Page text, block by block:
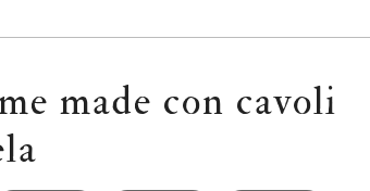
made con cavoli